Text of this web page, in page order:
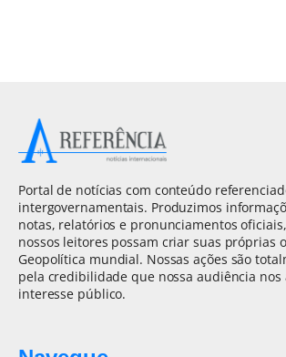
Portal de notícias com conteúdo
intergovernamentais. Produzimos
notas, relatórios e pronunciamentos
nossos leitores possam criar suas próprias
Geopolítica mundial. Nossas ações são
pela credibilidade que nossa audiência
interesse público.